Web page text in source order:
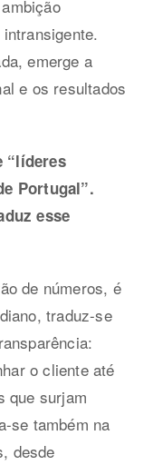
emerge a
e os resultados
“líderes
Portugal”.
esse
de números, é
traduz-se
o cliente até
que surjam
se também na
desde